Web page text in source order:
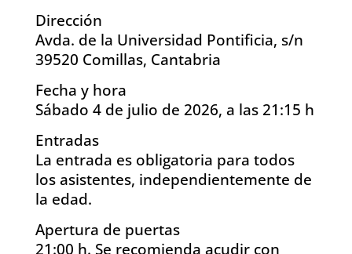
Dirección
Avda. de la Universidad Pontificia, s/n
39520 Comillas, Cantabria
Fecha y hora
Sábado 4 de julio de 2026, a las 21:15 h
Entradas
La entrada es obligatoria para todos
los asistentes, independientemente de
la edad.
Apertura de puertas
21:00 h. Se recomienda acudir con